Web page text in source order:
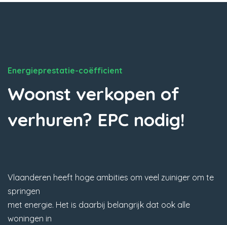
Energieprestatie-coëfficient
Woonst verkopen of
verhuren? EPC nodig!
Vlaanderen heeft hoge ambities om veel zuiniger om te
springen
met energie. Het is daarbij belangrijk dat ook alle
woningen in